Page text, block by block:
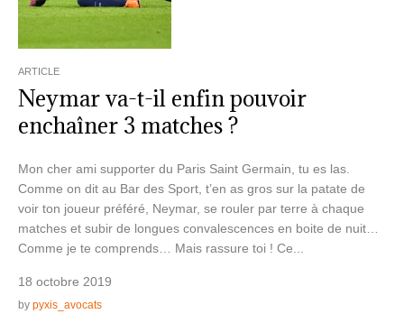
ARTICLE
Neymar va-t-il enfin pouvoir
enchaîner 3 matches ?
Mon cher ami supporter du Paris Saint Germain, tu es las.
Comme on dit au Bar des Sport, t’en as gros sur la patate de
voir ton joueur préféré, Neymar, se rouler par terre à chaque
matches et subir de longues convalescences en boite de nuit…
Comme je te comprends… Mais rassure toi ! Ce...
18 octobre 2019
by pyxis_avocats